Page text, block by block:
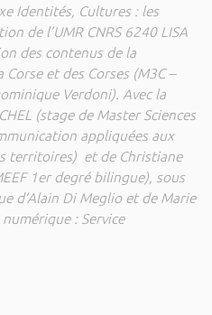
Identités, Cultures : les
de l’UMR CNRS 6240 LISA
des contenus de la
et des Corses (M3C –
Verdoni). Avec la
(stage de Master Sciences
appliquées aux
territoires) et de Christiane
1er degré bilingue), sous
d’Alain Di Meglio et de Marie
: Service